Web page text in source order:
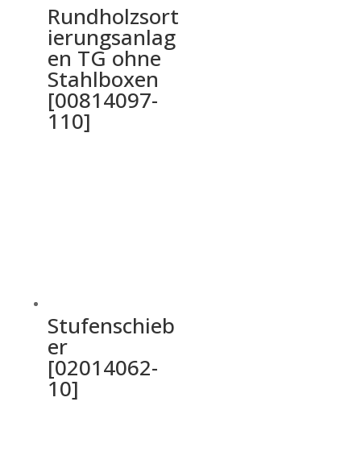
Rundholzsort
ierungsanlag
en TG ohne
Stahlboxen
[00814097-
110]
Stufenschieb
er
[02014062-
10]